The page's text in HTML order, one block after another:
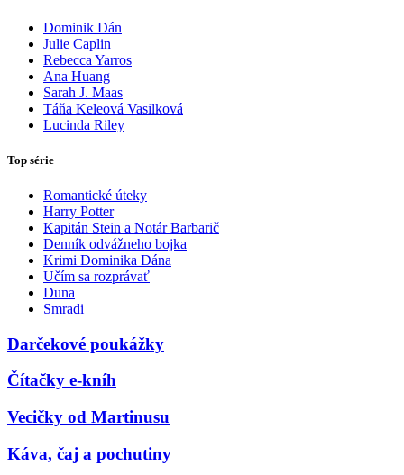
Dominik Dán
Julie Caplin
Rebecca Yarros
Ana Huang
Sarah J. Maas
Táňa Keleová Vasilková
Lucinda Riley
Top série
Romantické úteky
Harry Potter
Kapitán Stein a Notár Barbarič
Denník odvážneho bojka
Krimi Dominika Dána
Učím sa rozprávať
Duna
Smradi
Darčekové poukážky
Čítačky e-kníh
Vecičky od Martinusu
Káva, čaj a pochutiny